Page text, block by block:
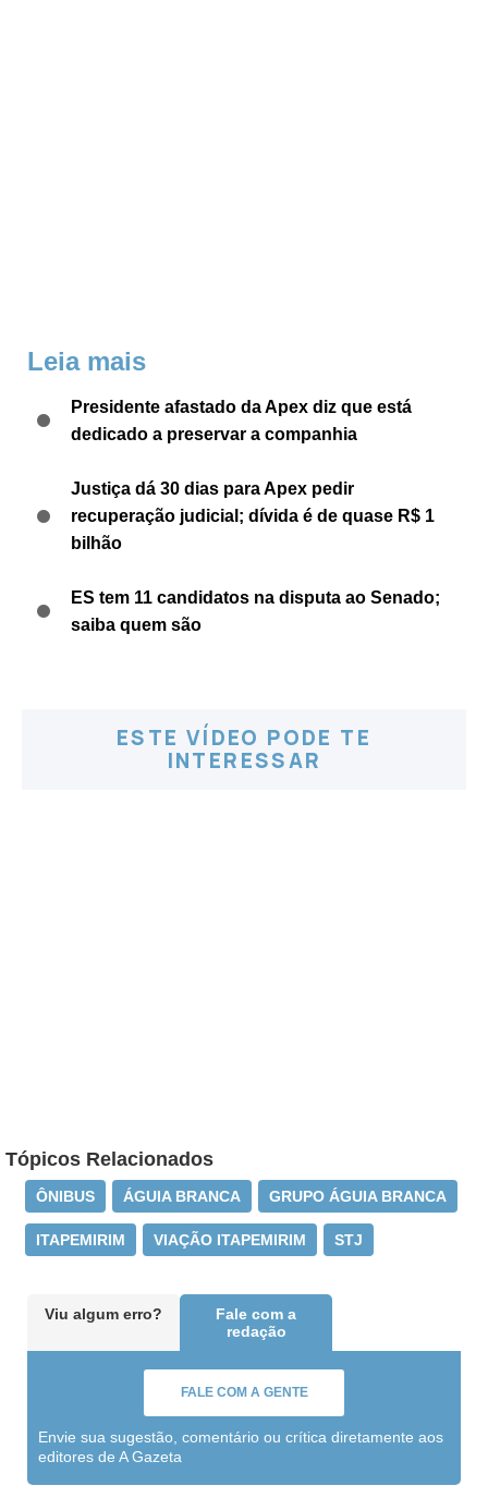
Leia mais
Presidente afastado da Apex diz que está
dedicado a preservar a companhia
Justiça dá 30 dias para Apex pedir
recuperação judicial; dívida é de quase R$ 1
bilhão
ES tem 11 candidatos na disputa ao Senado;
saiba quem são
ESTE VÍDEO PODE TE
INTERESSAR
Tópicos Relacionados
ÔNIBUS ÁGUIA BRANCA GRUPO ÁGUIA BRANCA
ITAPEMIRIM VIAÇÃO ITAPEMIRIM STJ
Viu algum erro?
Fale com a
redação
FALE COM A GENTE
Envie sua sugestão, comentário ou crítica diretamente aos
editores de A Gazeta